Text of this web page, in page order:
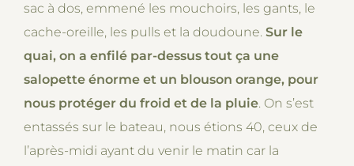
sac à dos, emmené les mouchoirs, les gants, le
cache-oreille, les pulls et la doudoune. Sur le
quai, on a enfilé par-dessus tout ça une
salopette énorme et un blouson orange, pour
nous protéger du froid et de la pluie. On s’est
entassés sur le bateau, nous étions 40, ceux de
l’après-midi ayant du venir le matin car la